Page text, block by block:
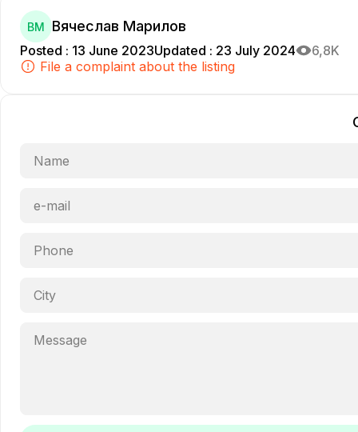
ВМ Вячеслав Марилов
Posted : 13 June 2023Updated : 23 July 2024
6,8K
File a complaint about the listing